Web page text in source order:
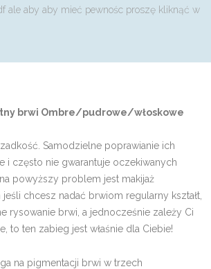
ale aby aby mieć pewnośc proszę kliknąć w
brwi Ombre/pudrowe/włoskowe
Samodzielne poprawianie ich
i często nie gwarantuje oczekiwanych
powyższy problem jest makijaż
chcesz nadać brwiom regularny kształt,
rysowanie brwi, a jednocześnie zależy Ci
to ten zabieg jest właśnie dla Ciebie!
na pigmentacji brwi w trzech